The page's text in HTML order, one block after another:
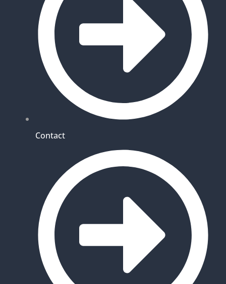
Contact